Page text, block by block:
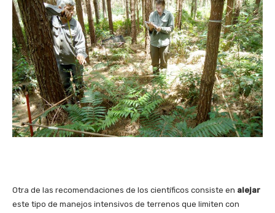
Otra de las recomendaciones de los científicos consiste en alejar
este tipo de manejos intensivos de terrenos que limiten con